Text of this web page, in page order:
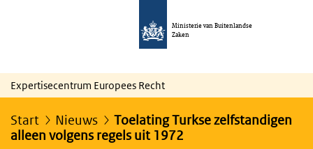
Ministerie van Buitenlandse
Zaken
Expertisecentrum Europees Recht
Start Nieuws
Toelating Turkse zelfstandigen
alleen volgens regels uit 1972